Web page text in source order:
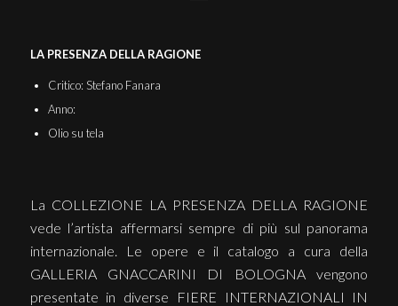
LA PRESENZA DELLA RAGIONE
Critico: Stefano Fanara
Anno:
Olio su tela
La COLLEZIONE LA PRESENZA DELLA RAGIONE
vede l’artista affermarsi sempre di più sul panorama
internazionale. Le opere e il catalogo a cura della
GALLERIA GNACCARINI DI BOLOGNA vengono
presentate in diverse FIERE INTERNAZIONALI IN